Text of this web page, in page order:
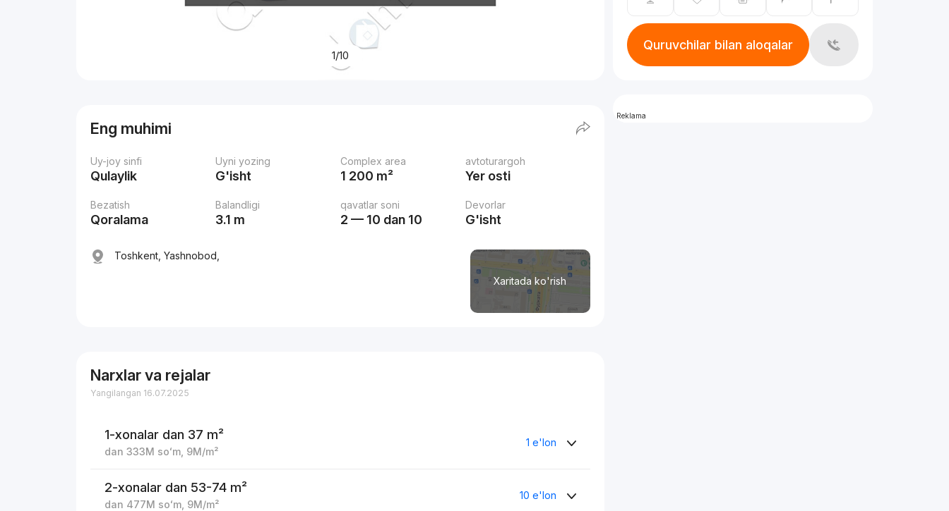
1/10
Eng muhimi
Uy-joy sinfi
Qulaylik
Uyni yozing
G'isht
Complex area
1 200 m²
avtoturargoh
Yer osti
Bezatish
Qoralama
Balandligi
3.1 m
qavatlar soni
2 — 10 dan 10
Devorlar
G'isht
Xaritada ko'rish
Toshkent, Yashnobod,
Narxlar va rejalar
Yangilangan 16.07.2025
1-xonalar dan 37 m²
dan333M soʻm 9M/m²
1 e'lon
2-xonalar dan 53-74 m²
dan 477M soʻm 9M/m²
10 e'lon
Quruvchilar bilan aloqalar
Reklama